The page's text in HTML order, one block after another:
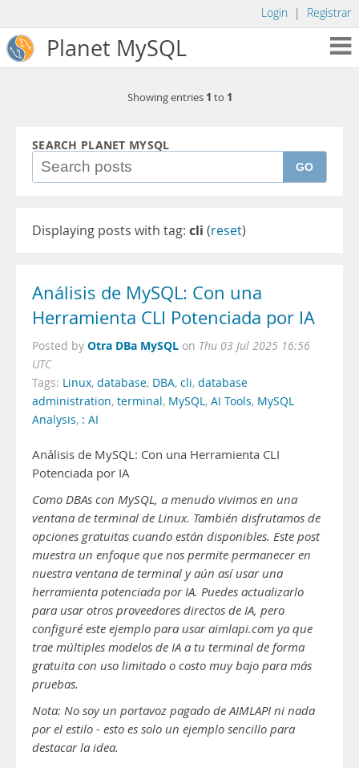
Login | Registrar
Planet MySQL
Showing entries 1 to 1
SEARCH PLANET MYSQL
GO
Displaying posts with tag: cli (reset)
Análisis de MySQL: Con una
Herramienta CLI Potenciada por IA
Posted by Otra DBa MySQL on Thu 03 Jul 2025 16:56
UTC
Tags: Linux, database, DBA, cli, database
administration, terminal, MySQL, AI Tools, MySQL
Analysis, : AI
Análisis de MySQL: Con una Herramienta CLI
Potenciada por IA
Como DBAs con MySQL, a menudo vivimos en una
ventana de terminal de Linux. También disfrutamos de
opciones gratuitas cuando están disponibles. Este post
muestra un enfoque que nos permite permanecer en
nuestra ventana de terminal y aún así usar una
herramienta potenciada por IA. Puedes actualizarlo
para usar otros proveedores directos de IA, pero
configuré este ejemplo para usar aimlapi.com ya que
trae múltiples modelos de IA a tu terminal de forma
gratuita con uso limitado o costo muy bajo para más
pruebas.
Nota: No soy un portavoz pagado de AIMLAPI ni nada
por el estilo - esto es solo un ejemplo sencillo para
destacar la idea.